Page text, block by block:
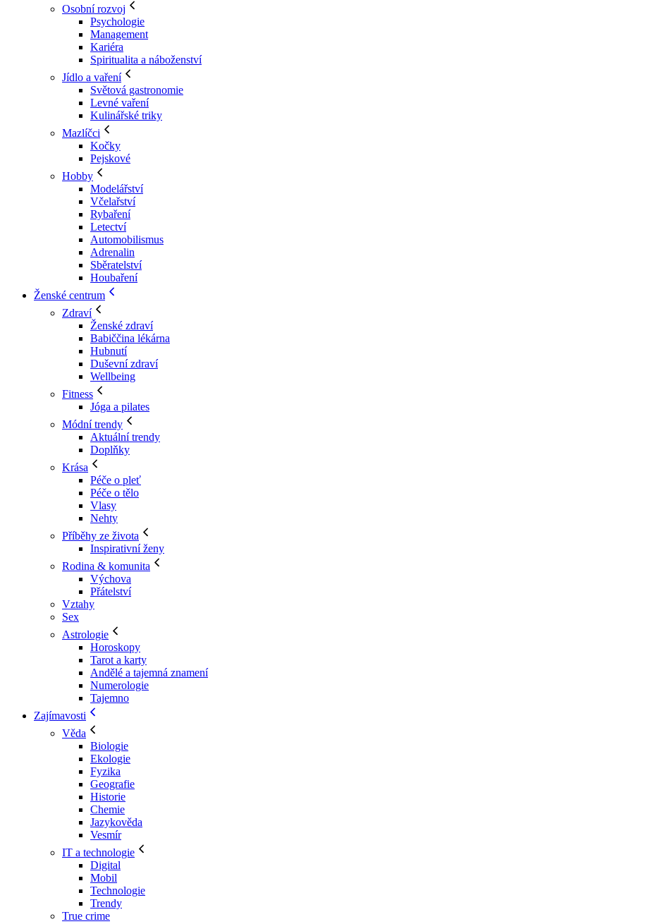
Osobní rozvoj
Psychologie
Management
Kariéra
Spiritualita a náboženství
Jídlo a vaření
Světová gastronomie
Levné vaření
Kulinářské triky
Mazlíčci
Kočky
Pejskové
Hobby
Modelářství
Včelařství
Rybaření
Letectví
Automobilismus
Adrenalin
Sběratelství
Houbaření
Ženské centrum
Zdraví
Ženské zdraví
Babiččina lékárna
Hubnutí
Duševní zdraví
Wellbeing
Fitness
Jóga a pilates
Módní trendy
Aktuální trendy
Doplňky
Krása
Péče o pleť
Péče o tělo
Vlasy
Nehty
Příběhy ze života
Inspirativní ženy
Rodina & komunita
Výchova
Přátelství
Vztahy
Sex
Astrologie
Horoskopy
Tarot a karty
Andělé a tajemná znamení
Numerologie
Tajemno
Zajímavosti
Věda
Biologie
Ekologie
Fyzika
Geografie
Historie
Chemie
Jazykověda
Vesmír
IT a technologie
Digital
Mobil
Technologie
Trendy
True crime